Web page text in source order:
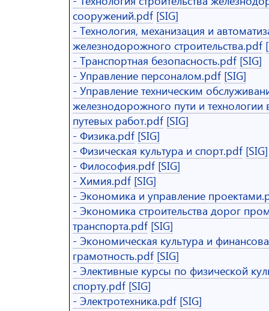
сооружений.pdf [SIG]
- Технология, механизация и
железнодорожного строительства.pdf
- Транспортная безопасность.pdf [SIG]
- Управление персоналом.pdf [SIG]
- Управление техническим
железнодорожного пути и технологии
путевых работ.pdf [SIG]
- Физика.pdf [SIG]
- Физическая культура и спорт.pdf [SIG]
- Философия.pdf [SIG]
- Химия.pdf [SIG]
- Экономика и управление
- Экономика строительства дорог
транспорта.pdf [SIG]
- Экономическая культура и
грамотность.pdf [SIG]
- Элективные курсы по физической
спорту.pdf [SIG]
- Электротехника.pdf [SIG]